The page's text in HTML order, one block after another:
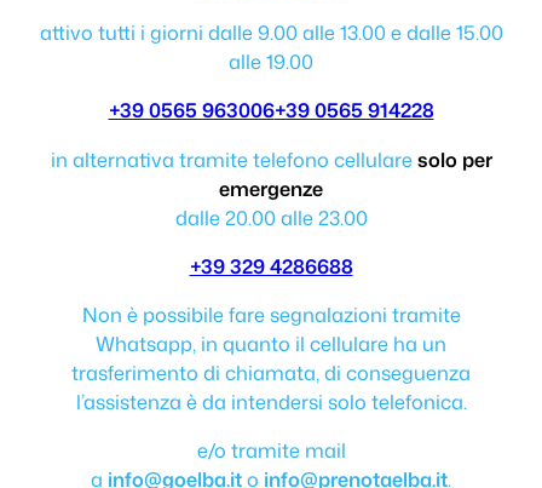
attivo tutti i giorni dalle 9.00 alle 13.00 e dalle 15.00
alle 19.00
+39 0565 963006+39 0565 914228
in alternativa tramite telefono cellularesolo per
emergenze
dalle 20.00 alle 23.00
+39 329 4286688
Non è possibile fare segnalazioni tramite
Whatsapp, in quanto il cellulare ha un
trasferimento di chiamata, di conseguenza
l’assistenza è da intendersi solo telefonica.
e/o tramite mail
a info@goelba.ito info@prenotaelba.it.